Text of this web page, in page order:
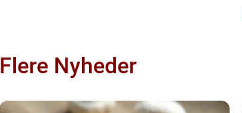
Flere Nyheder